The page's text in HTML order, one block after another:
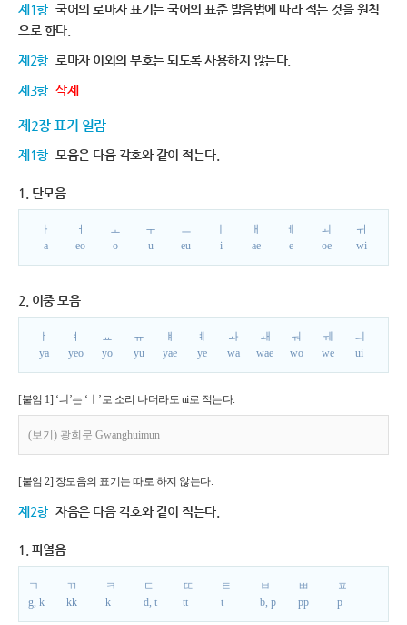
제1항 국어의 로마자 표기는 국어의 표준 발음법에 따라 적는 것을 원칙
으로 한다.
제2항 로마자 이외의 부호는 되도록 사용하지 않는다.
제3항 삭제
제2장 표기 일람
제1항 모음은 다음 각호와 같이 적는다.
1. 단모음
ㅏ
a
ㅓ
eo
ㅗ
o
ㅜ
u
ㅡ
eu
i
ㅐ
ae
ㅔ
e
ㅚ
oe
ㅟ
wi
2. 이중 모음
ㅑ
ya
ㅕ
yeo
ㅛ
yo
ㅠ
yu
ㅒ
yae
ㅖ
ye
ㅘ
wa
ㅙ
wae
ㅝ
wo
ㅞ
we
ㅢ
ui
[붙임 1] ‘ㅢ’는 ‘ㅣ’로 소리 나더라도 ui로 적는다.
(보기) 광희문 Gwanghuimun
[붙임 2] 장모음의 표기는 따로 하지 않는다.
제2항 자음은 다음 각호와 같이 적는다.
1. 파열음
ㄱ
g, k
ㄲ
kk
ㅋ
k
ㄷ
d, t
ㄸ
tt
ㅌ
t
ㅂ
b, p
ㅃ
pp
ㅍ
p